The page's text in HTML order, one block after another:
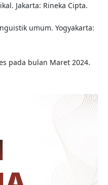
Jakarta: Rineka Cipta.
umum. Yogyakarta:
pada bulan Maret 2024.